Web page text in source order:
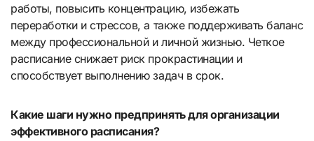
работы, повысить концентрацию, избежать
переработки и стрессов, а также поддерживать баланс
между профессиональной и личной жизнью. Четкое
расписание снижает риск прокрастинации и
способствует выполнению задач в срок.
Какие шаги нужно предпринять для организации
эффективного расписания?